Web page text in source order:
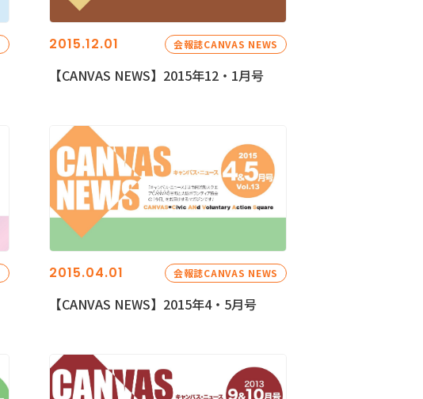
2015.12.01 会報誌CANVAS NEWS
【CANVAS NEWS】2015年12・1月号
2015.04.01 会報誌CANVAS NEWS
【CANVAS NEWS】2015年4・5月号